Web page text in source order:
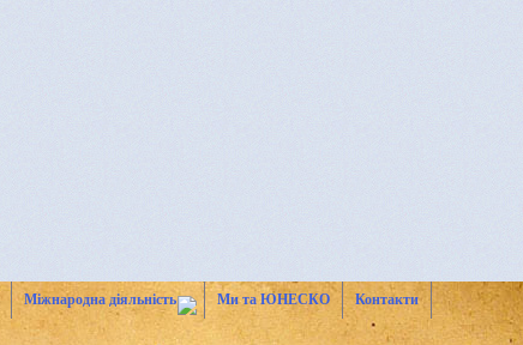
Міжнародна діяльність Ми та ЮНЕСКО Контакти